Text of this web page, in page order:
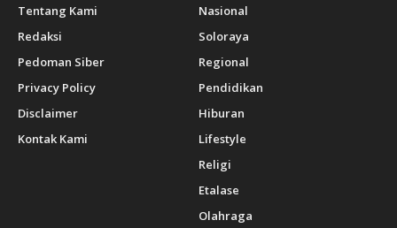
Tentang Kami
Redaksi
Pedoman Siber
Privacy Policy
Disclaimer
Kontak Kami
Nasional
Soloraya
Regional
Pendidikan
Hiburan
Lifestyle
Religi
Etalase
Olahraga